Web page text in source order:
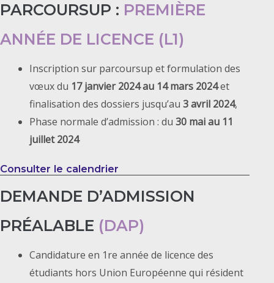
PARCOURSUP : PREMIÈRE
ANNÉE DE LICENCE (L1)
Inscription sur parcoursup et formulation des
vœux du 17 janvier 2024 au 14 mars 2024et
finalisation des dossiers jusqu’au 3 avril 2024,
Phase normale d’admission : du 30 mai au 11
juillet 2024
Consulter le calendrier
DEMANDE D’ADMISSION
PRÉALABLE (DAP)
Candidature en 1re année de licence des
étudiants hors Union Européenne qui résident